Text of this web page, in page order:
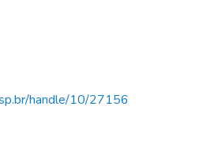
handle/10/27156